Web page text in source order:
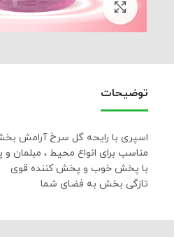
بزرگنمایی تصویر
توضیحات
اسپری با رایحه گل سرخ آرامش
مناسب برای انواع محیط ، مبلمان
با پخش خوب و پخش کننده قوی
تازگی بخش به فضای شما